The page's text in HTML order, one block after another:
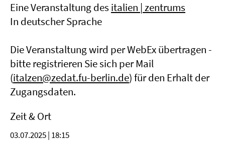
Eine Veranstaltung des italien | zentrums
In deutscher Sprache
Die Veranstaltung wird per WebEx übertragen -
bitte registrieren Sie sich per Mail
(italzen@zedat.fu-berlin.de) für den Erhalt der
Zugangsdaten.
Zeit & Ort
03.07.2025 | 18:15